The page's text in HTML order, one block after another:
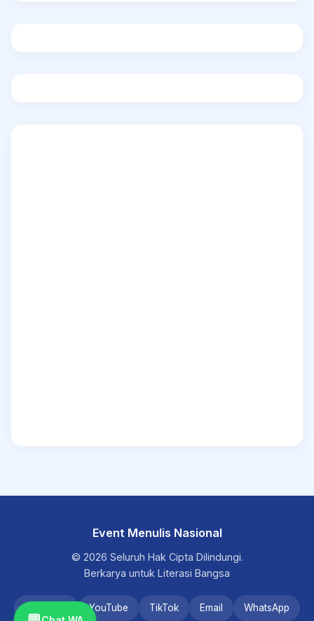
Event Menulis Nasional
© 2026 Seluruh Hak Cipta Dilindungi.
Berkarya untuk Literasi Bangsa
YouTube TikTok Email WhatsApp